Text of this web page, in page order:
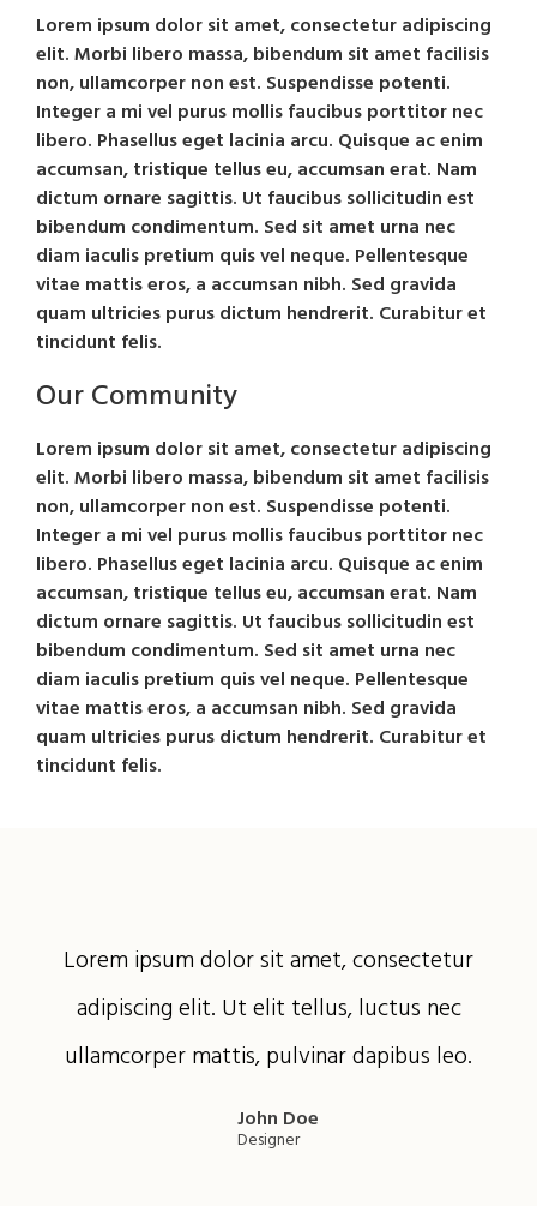
Lorem ipsum dolor sit amet, consectetur adipiscing
elit. Morbi libero massa, bibendum sit amet facilisis
non, ullamcorper non est. Suspendisse potenti.
Integer a mi vel purus mollis faucibus porttitor nec
libero. Phasellus eget lacinia arcu. Quisque ac enim
accumsan, tristique tellus eu, accumsan erat. Nam
dictum ornare sagittis. Ut faucibus sollicitudin est
bibendum condimentum. Sed sit amet urna nec
diam iaculis pretium quis vel neque. Pellentesque
vitae mattis eros, a accumsan nibh. Sed gravida
quam ultricies purus dictum hendrerit. Curabitur et
tincidunt felis.
Our Community
Lorem ipsum dolor sit amet, consectetur adipiscing
elit. Morbi libero massa, bibendum sit amet facilisis
non, ullamcorper non est. Suspendisse potenti.
Integer a mi vel purus mollis faucibus porttitor nec
libero. Phasellus eget lacinia arcu. Quisque ac enim
accumsan, tristique tellus eu, accumsan erat. Nam
dictum ornare sagittis. Ut faucibus sollicitudin est
bibendum condimentum. Sed sit amet urna nec
diam iaculis pretium quis vel neque. Pellentesque
vitae mattis eros, a accumsan nibh. Sed gravida
quam ultricies purus dictum hendrerit. Curabitur et
tincidunt felis.
Lorem ipsum dolor sit amet, consectetur
adipiscing elit. Ut elit tellus, luctus nec
ullamcorper mattis, pulvinar dapibus leo.
John Doe
Designer